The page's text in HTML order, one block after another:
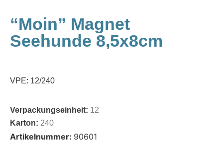
“Moin” Magnet
Seehunde 8,5x8cm
VPE: 12/240
Verpackungseinheit: 12
Karton: 240
Artikelnummer: 90601